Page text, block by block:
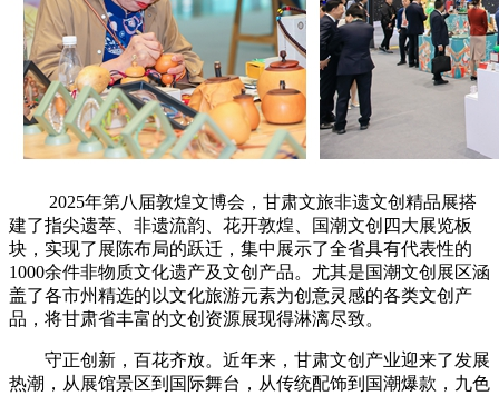
2025年第八届敦煌文博会，甘肃文旅非遗文创精品展搭
建了指尖遗萃、非遗流韵、花开敦煌、国潮文创四大展览板
块，实现了展陈布局的跃迁，集中展示了全省具有代表性的
1000余件非物质文化遗产及文创产品。尤其是国潮文创展区涵
盖了各市州精选的以文化旅游元素为创意灵感的各类文创产
品，将甘肃省丰富的文创资源展现得淋漓尽致。
守正创新，百花齐放。近年来，甘肃文创产业迎来了发展
热潮，从展馆景区到国际舞台，从传统配饰到国潮爆款，九色